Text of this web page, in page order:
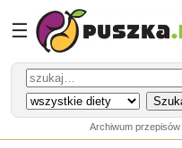
☰
Archiwum